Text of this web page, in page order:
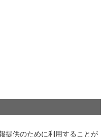
提供のために利用することが